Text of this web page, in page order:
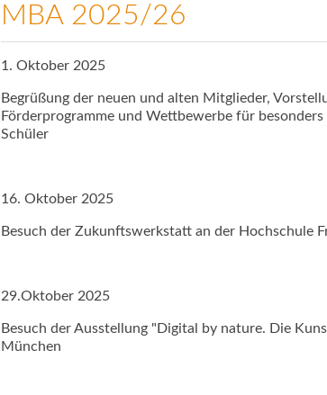
MBA 2025/26
1. Oktober 2025
Begrüßung der neuen und alten Mitglieder,
Förderprogramme und Wettbewerbe für
Schüler
16. Oktober 2025
Besuch der Zukunftswerkstatt an der Hochschule
29.Oktober 2025
Besuch der Ausstellung "Digital by nature. Die
München